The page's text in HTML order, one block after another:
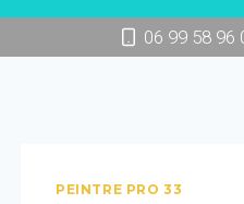
06 99 58 96
PEINTRE PRO 33